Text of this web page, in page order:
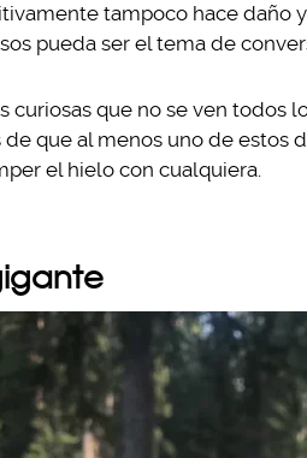
tampoco hace daño
pueda ser el tema de
curiosas que no se ven todos
de que al menos uno de estos
el hielo con cualquiera.